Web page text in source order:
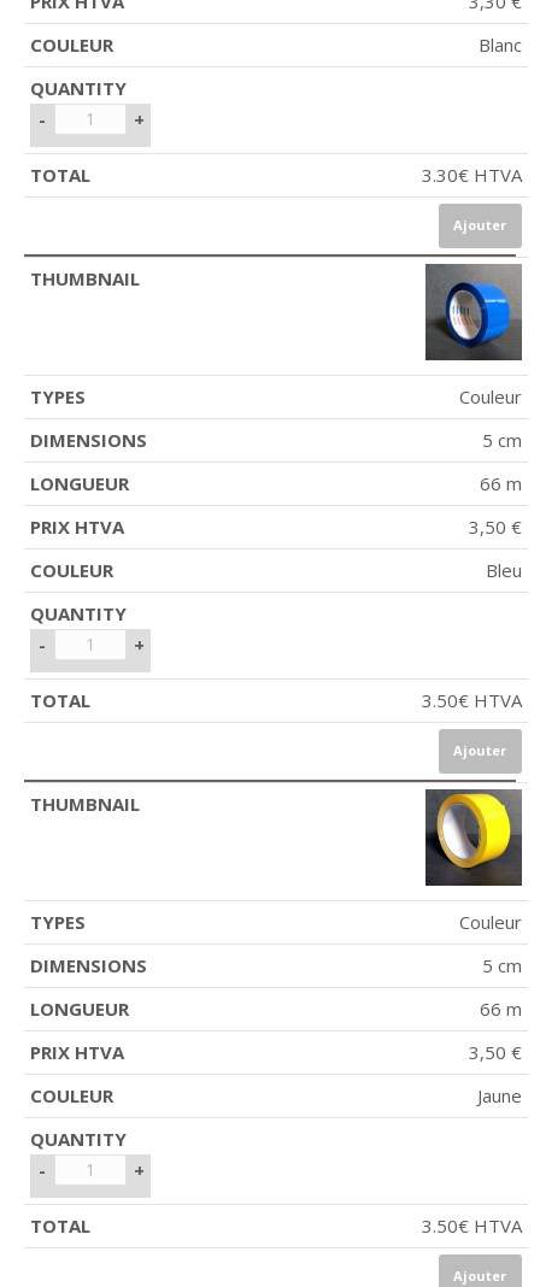
Blanc
- +
3.30€ HTVA
Ajouter
Couleur
5 cm
66 m
3,50 €
Bleu
- +
3.50€ HTVA
Ajouter
Couleur
5 cm
66 m
3,50 €
Jaune
- +
3.50€ HTVA
Ajouter